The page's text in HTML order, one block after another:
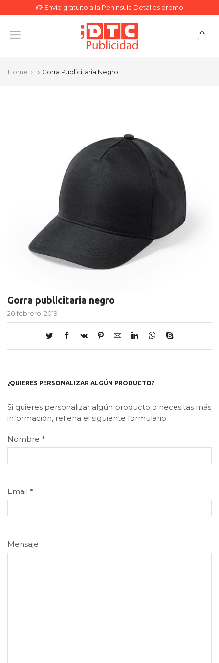
Envío gratuito a la Península Detalles promo
Menu
Home Gorra Publicitaria Negro
Gorra publicitaria negro
20 febrero, 2019
¿QUIERES PERSONALIZAR ALGÚN PRODUCTO?
Si quieres personalizar algún producto o necesitas más
información, rellena el siguiente formulario.
Nombre *
Email *
Mensaje